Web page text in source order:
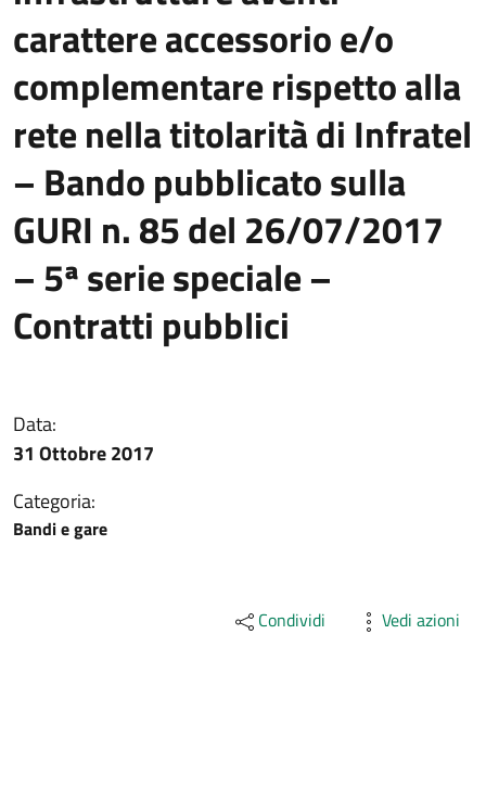
carattere accessorio e/o
complementare rispetto alla
rete nella titolarità di Infratel
– Bando pubblicato sulla
GURI n. 85 del 26/07/2017
– 5ª serie speciale –
Contratti pubblici
Data:
31 Ottobre 2017
Categoria:
Bandi e gare
Condividi Vedi azioni